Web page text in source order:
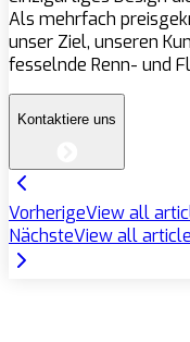
Als mehrfach
unser Ziel, unseren
fesselnde Renn- und
Kontaktiere uns
VorherigeView all
NächsteView all